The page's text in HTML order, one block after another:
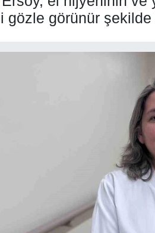
gözle görünür şekilde